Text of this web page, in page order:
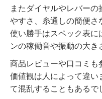
またダイヤルやレバー
やすさ、糸通しの簡便さ
使い勝手はスペック表に
ンの稼働音や振動の大き
商品レビューや口コミも
価値観は人によって違い
て混乱することもあるで